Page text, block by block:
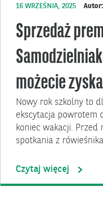
16 WRZEŚNIA, 2025 Autor:
Sprzedaż
możecie
Nowy rok szkolny to
ekscytacja powrotem
koniec wakacji. Przed
spotkania z
Czytaj więcej